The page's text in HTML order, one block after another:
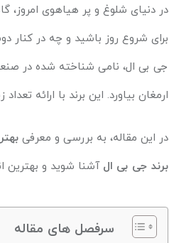
در دنیای شلوغ و پر هیاهوی امروز،
برای شروع روز باشید و چه در کنار
جی بی ال، نامی شناخته شده در
ارمغان بیاورد. این برند با ارائه
در این مقاله، به بررسی و معرفی
برند جی بی ال آشنا شوید و بهترین
سرفصل های مقاله